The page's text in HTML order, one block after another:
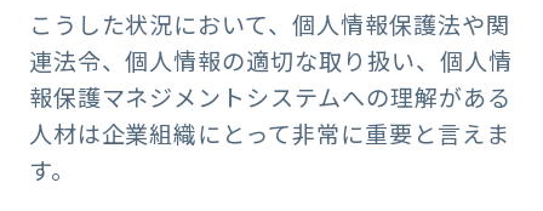
こうした状況において、個人情報保護法や関
連法令、個人情報の適切な取り扱い、個人情
報保護マネジメントシステムへの理解がある
人材は企業組織にとって非常に重要と言えま
す。